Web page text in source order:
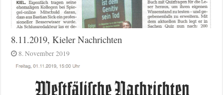
8.11.2019, Kieler Nachrichten
8. November 2019